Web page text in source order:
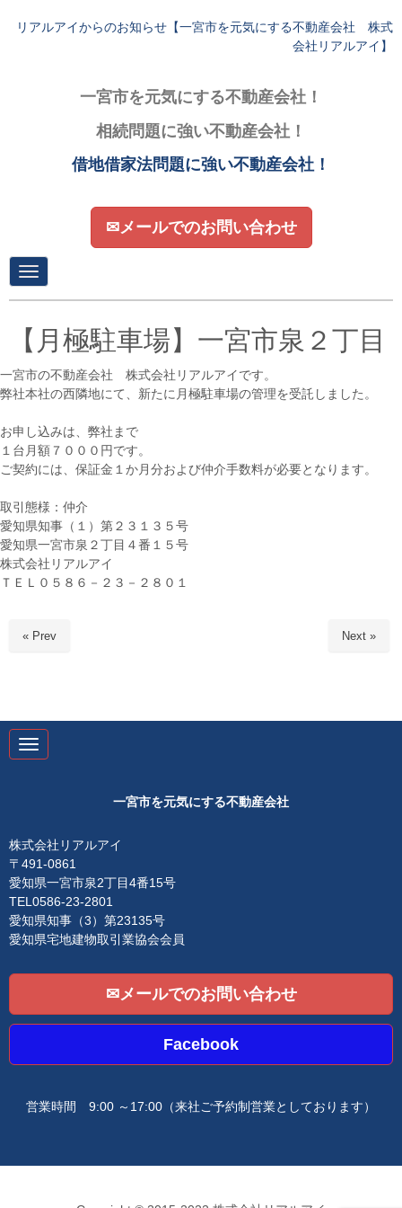
リアルアイからのお知らせ【一宮市を元気にする不動産会社 株式
会社リアルアイ】
一宮市を元気にする不動産会社！
相続問題に強い不動産会社！
借地借家法問題に強い不動産会社！
✉メールでのお問い合わせ
N
a
v
g
a
t
i
o
n
【月極駐車場】一宮市泉２丁目
一宮市の不動産会社 株式会社リアルアイです。
弊社本社の西隣地にて、新たに月極駐車場の管理を受託しました。
お申し込みは、弊社まで
１台月額７０００円です。
ご契約には、保証金１か月分および仲介手数料が必要となります。
取引態様：仲介
愛知県知事（１）第２３１３５号
愛知県一宮市泉２丁目４番１５号
株式会社リアルアイ
ＴＥＬ０５８６－２３－２８０１
« Prev Next »
N
a
i
o
一宮市を元気にする不動産会社
株式会社リアルアイ
〒491-0861
愛知県一宮市泉2丁目4番15号
TEL0586-23-2801
愛知県知事（3）第23135号
愛知県宅地建物取引業協会会員
✉メールでのお問い合わせ
Facebook
営業時間 9:00 ～17:00 （来社ご予約制営業としております）